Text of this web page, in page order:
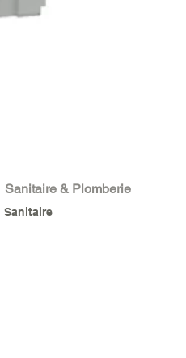
Sanitaire & Plomberie
Sanitaire